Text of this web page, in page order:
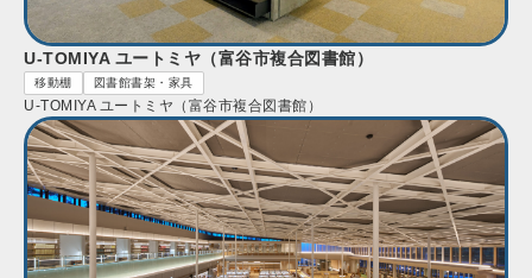
U-TOMIYA ユートミヤ（富谷市複合図書館）
移動棚 図書館書架・家具
U-TOMIYA ユートミヤ（富谷市複合図書館）